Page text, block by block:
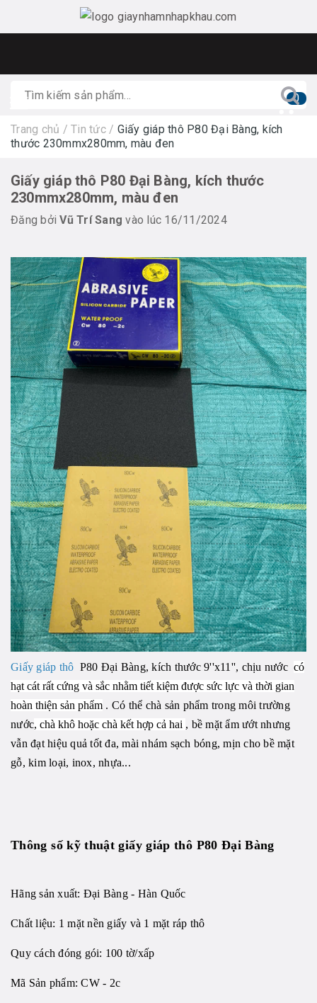
0
Trang chủ / Tin tức / Giấy giáp thô P80 Đại Bàng, kích
thước 230mmx280mm, màu đen
Giấy giáp thô P80 Đại Bàng, kích thước
230mmx280mm, màu đen
Đăng bởiVũ Trí Sang vào lúc 16/11/2024
Giấy giáp thô P80 Đại Bàng, kích thước 9''x11'', chịu nướccó
hạt cát rất cứng và sắc nhằm tiết kiệm được sức lực và thời gian
hoàn thiện sản phẩm . Có thể chà sản phẩm trong môi trường
nước, chà khô hoặc chà kết hợp cả hai , bề mặt ẩm ướt nhưng
vẫn đạt hiệu quả tốt đa, mài nhám sạch bóng, mịn cho bề mặt
gỗ, kim loại, inox, nhựa...
Thông số kỹ thuật giấy giáp thô P80 Đại Bàng
Hãng sản xuất: Đại Bàng - Hàn Quốc
Chất liệu: 1 mặt nền giấy và 1 mặt ráp thô
Quy cách đóng gói: 100 tờ/xấp
Mã Sản phẩm: CW - 2c